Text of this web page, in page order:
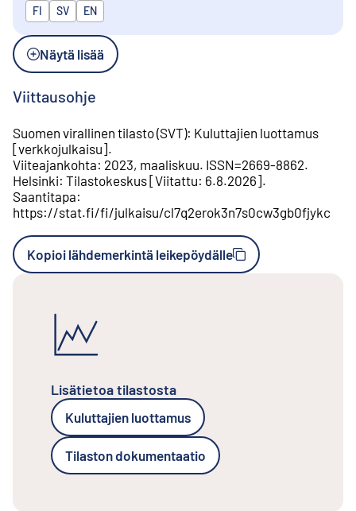
Julkaistaan kielillä
FI SV EN
Näytä lisää
Viittausohje
Suomen virallinen tilasto (SVT): Kuluttajien luottamus
[verkkojulkaisu].
Viiteajankohta: 2023, maaliskuu. ISSN=2669-8862.
Helsinki: Tilastokeskus[Viitattu: 6.8.2026].
Saantitapa:
https://stat.fi/fi/julkaisu/cl7q2erok3n7s0cw3gb0fjykc
Kopioi lähdemerkintä leikepöydälle
Lisätietoa tilastosta
Kuluttajien luottamus
Tilaston dokumentaatio